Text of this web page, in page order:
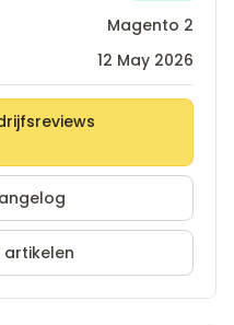
Magento 2
12 May 2026
artikelen